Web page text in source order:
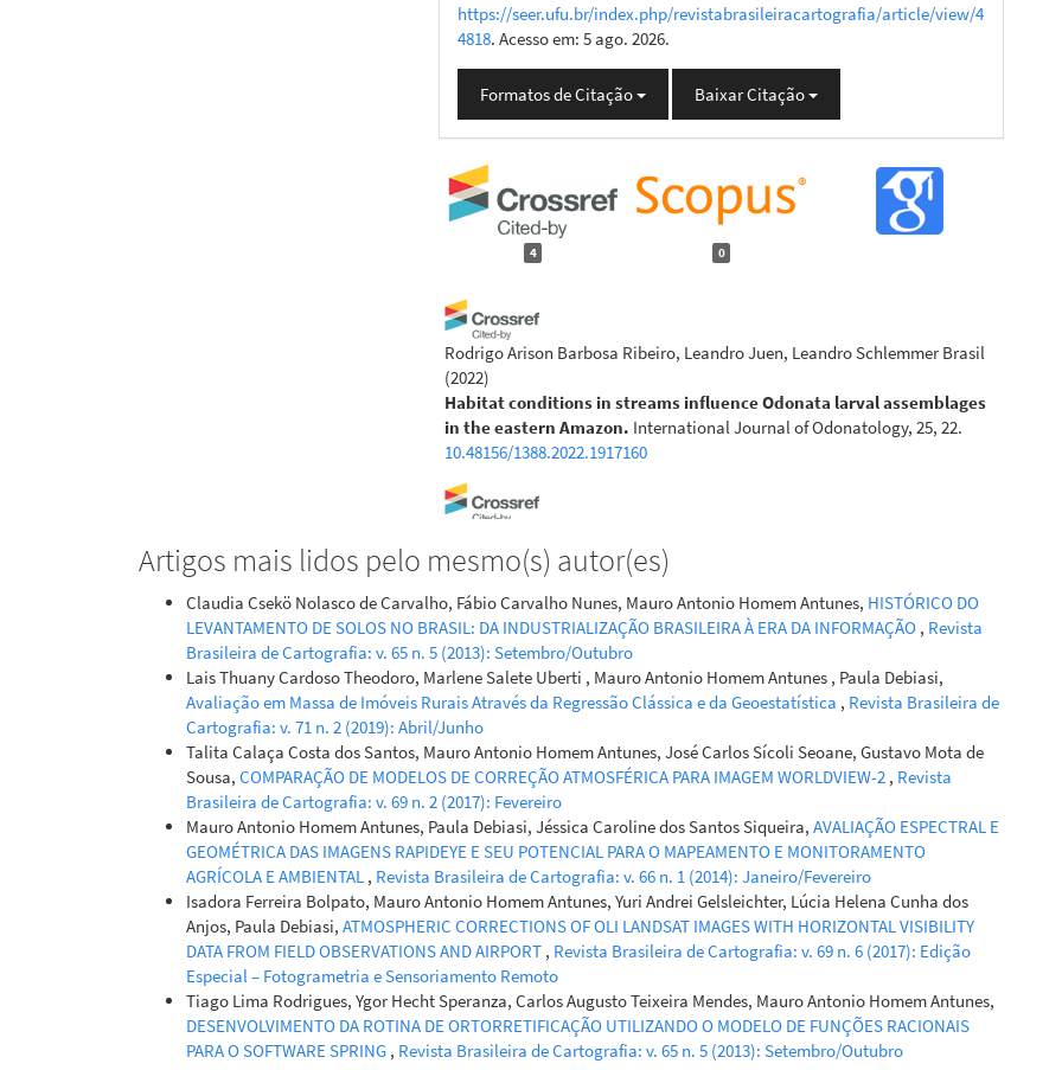
https://seer.ufu.br/index.php/revistabrasileiracartografia/article/view/4
4818. Acesso em: 5 ago. 2026.
Formatos de Citação Baixar Citação
4 0
Rodrigo Arison Barbosa Ribeiro, Leandro Juen, Leandro Schlemmer Brasil
(2022)
Habitat conditions in streams influence Odonata larval assemblages
in the eastern Amazon. International Journal of Odonatology, 25, 22.
10.48156/1388.2022.1917160
Soil Carbon Stock and Particle Size Fractions in the Central Amazon
Data.Remote Sensing, 9(2), 124.
10.3390/rs9020124
Dieison A. Moi, Margenny Barrios, Giancarlo Tesitore, Maite Burwood,
Gustavo Q. Romero, Roger P. Mormul, Pavel Kratina, Leandro Juen, Thaísa
S. Michelan, Luciano F. A. Montag, Gabriel M. Cruz, Jorge García‐Girón,
Jani Heino, Robert M. Hughes, Bruno R. S. Figueiredo, Franco
Teixeira de Mello (2023)
Human land‐uses homogenize stream assemblages and reduce
animal biomass production. Journal of Animal Ecology, 92(6), 1176.
10.1111/1365-2656.13924
Francisco Jairo Soares Pereira, Carlos Alexandre Gomes Costa, Saskia
Foerster, Arlena Brosinsky, José Carlos de Araújo(2019)
Estimation of suspended sediment concentration in an intermittent
river using multi-temporal high-resolution satellite imagery.
Artigos mais lidos pelo mesmo(s) autor(es)
Claudia Csekö Nolasco de Carvalho, Fábio Carvalho Nunes, Mauro Antonio Homem Antunes, HISTÓRICO DO
LEVANTAMENTO DE SOLOS NO BRASIL: DA INDUSTRIALIZAÇÃO BRASILEIRA À ERA DA INFORMAÇÃO , Revista
Brasileira de Cartografia: v. 65 n. 5 (2013): Setembro/Outubro
Lais Thuany Cardoso Theodoro, Marlene Salete Uberti , Mauro Antonio Homem Antunes , Paula Debiasi,
Avaliação em Massa de Imóveis Rurais Através da Regressão Clássica e da Geoestatística , Revista Brasileira de
Cartografia: v. 71 n. 2 (2019): Abril/Junho
Talita Calaça Costa dos Santos, Mauro Antonio Homem Antunes, José Carlos Sícoli Seoane, Gustavo Mota de
Sousa, COMPARAÇÃO DE MODELOS DE CORREÇÃO ATMOSFÉRICA PARA IMAGEM WORLDVIEW-2 , Revista
Brasileira de Cartografia: v. 69 n. 2 (2017): Fevereiro
Mauro Antonio Homem Antunes, Paula Debiasi, Jéssica Caroline dos Santos Siqueira, AVALIAÇÃO ESPECTRAL E
GEOMÉTRICA DAS IMAGENS RAPIDEYE E SEU POTENCIAL PARA O MAPEAMENTO E MONITORAMENTO
AGRÍCOLA E AMBIENTAL , Revista Brasileira de Cartografia: v. 66 n. 1 (2014): Janeiro/Fevereiro
Isadora Ferreira Bolpato, Mauro Antonio Homem Antunes, Yuri Andrei Gelsleichter, Lúcia Helena Cunha dos
Anjos, Paula Debiasi, ATMOSPHERIC CORRECTIONS OF OLI LANDSAT IMAGES WITH HORIZONTAL VISIBILITY
DATA FROM FIELD OBSERVATIONS AND AIRPORT , Revista Brasileira de Cartografia: v. 69 n. 6 (2017): Edição
Especial – Fotogrametria e Sensoriamento Remoto
Tiago Lima Rodrigues, Ygor Hecht Speranza, Carlos Augusto Teixeira Mendes, Mauro Antonio Homem Antunes,
DESENVOLVIMENTO DA ROTINA DE ORTORRETIFICAÇÃO UTILIZANDO O MODELO DE FUNÇÕES RACIONAIS
PARA O SOFTWARE SPRING , Revista Brasileira de Cartografia: v. 65 n. 5 (2013): Setembro/Outubro